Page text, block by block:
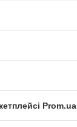
Prom.ua